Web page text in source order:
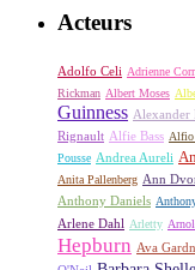
Acteurs
Adolfo Celi Adrienne
Rickman Albert Moses
Guinness Alexander
Rignault Alfie Bass Alfio
Pousse Andrea Aureli
Anita Pallenberg Ann
Anthony Daniels
Arlene Dahl Arletty
Hepburn Ava